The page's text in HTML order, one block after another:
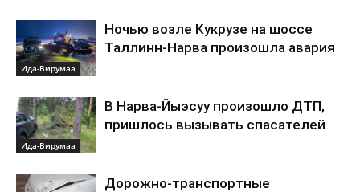
Ида-Вирумаа
Ночью возле Кукрузе на шоссе
Таллинн-Нарва произошла авария
Ида-Вирумаа
В Нарва-Йыэсуу произошло ДТП,
пришлось вызывать спасателей
Дорожно-транспортные